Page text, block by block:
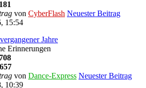
von CyberFlash Neuester Beitrag
15:54
Jahre
Erinnerungen
von Dance-Express Neuester Beitrag
10:39